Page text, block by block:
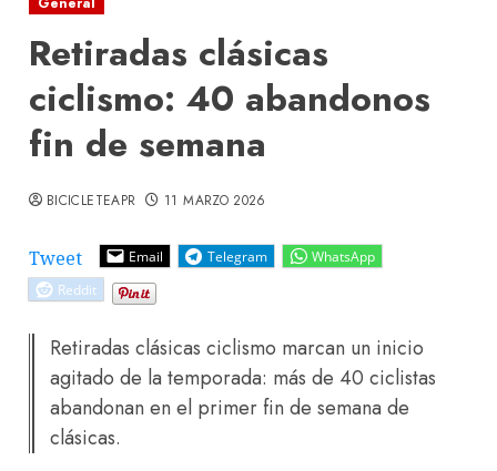
Retiradas clásicas
ciclismo: 40 abandonos
fin de semana
Tweet Email Telegram
WhatsApp
Reddit
BICICLETEAPR 11 MARZO 2026
Retiradas clásicas ciclismo marcan un inicio
agitado de la temporada: más de 40 ciclistas
abandonan en el primer fin de semana de
clásicas.